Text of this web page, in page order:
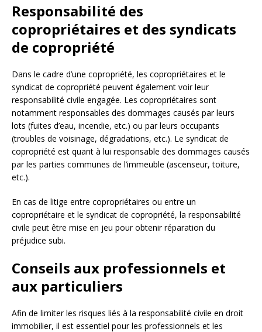
Responsabilité des
copropriétaires et des syndicats
de copropriété
Dans le cadre d’une copropriété, les copropriétaires et le
syndicat de copropriété peuvent également voir leur
responsabilité civile engagée. Les copropriétaires sont
notamment responsables des dommages causés par leurs
lots (fuites d’eau, incendie, etc.) ou par leurs occupants
(troubles de voisinage, dégradations, etc.). Le syndicat de
copropriété est quant à lui responsable des dommages causés
par les parties communes de l’immeuble (ascenseur, toiture,
etc.).
En cas de litige entre copropriétaires ou entre un
copropriétaire et le syndicat de copropriété, la responsabilité
civile peut être mise en jeu pour obtenir réparation du
préjudice subi.
Conseils aux professionnels et
aux particuliers
Afin de limiter les risques liés à la responsabilité civile en droit
immobilier, il est essentiel pour les professionnels et les